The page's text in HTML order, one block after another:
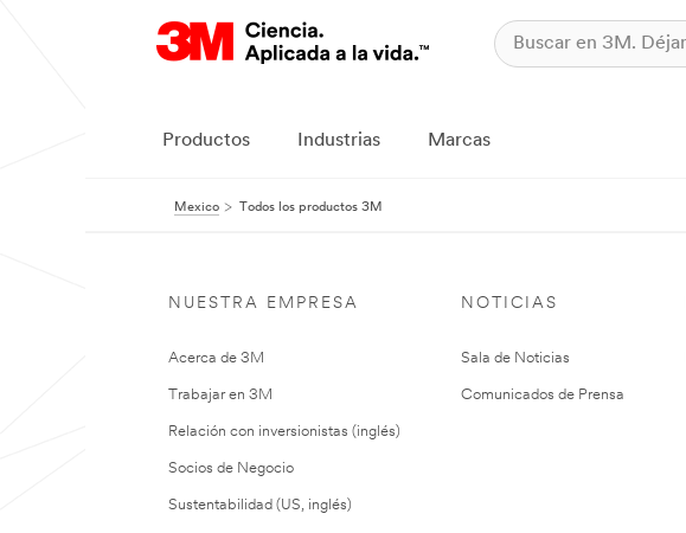
Productos Industrias Marcas
Mexico Todos los productos 3M
NUESTRA EMPRESA
Acerca de 3M
Trabajar en 3M
Relación con inversionistas (inglés)
Socios de Negocio
Sustentabilidad (US, inglés)
NOTICIAS
Sala de Noticias
Comunicados de Prensa